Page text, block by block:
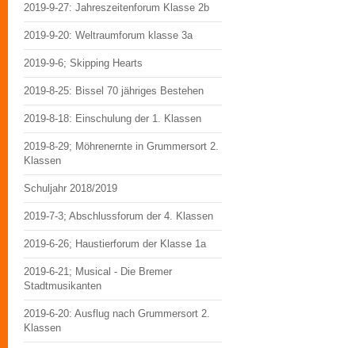
2019-9-27: Jahreszeitenforum Klasse 2b
2019-9-20: Weltraumforum klasse 3a
2019-9-6; Skipping Hearts
2019-8-25: Bissel 70 jähriges Bestehen
2019-8-18: Einschulung der 1. Klassen
2019-8-29; Möhrenernte in Grummersort 2.
Klassen
Schuljahr 2018/2019
2019-7-3; Abschlussforum der 4. Klassen
2019-6-26; Haustierforum der Klasse 1a
2019-6-21; Musical - Die Bremer
Stadtmusikanten
2019-6-20: Ausflug nach Grummersort 2.
Klassen